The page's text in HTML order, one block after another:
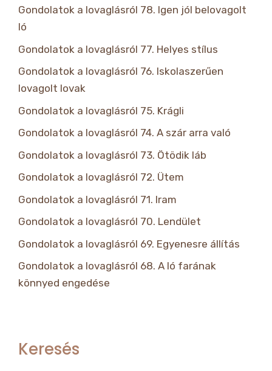
Gondolatok a lovaglásról 78. Igen jól belovagolt
ló
Gondolatok a lovaglásról 77. Helyes stílus
Gondolatok a lovaglásról 76. Iskolaszerűen
lovagolt lovak
Gondolatok a lovaglásról 75. Krágli
Gondolatok a lovaglásról 74. A szár arra való
Gondolatok a lovaglásról 73. Ötödik láb
Gondolatok a lovaglásról 72. Ütem
Gondolatok a lovaglásról 71. Iram
Gondolatok a lovaglásról 70. Lendület
Gondolatok a lovaglásról 69. Egyenesre állítás
Gondolatok a lovaglásról 68. A ló farának
könnyed engedése
Keresés